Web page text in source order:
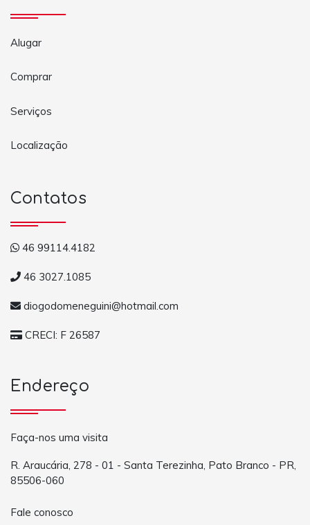
Alugar
Comprar
Serviços
Localização
Contatos
46 99114.4182
46 3027.1085
diogodomeneguini@hotmail.com
CRECI: F 26587
Endereço
Faça-nos uma visita
R. Araucária, 278 - 01 - Santa Terezinha, Pato Branco - PR,
85506-060
Fale conosco